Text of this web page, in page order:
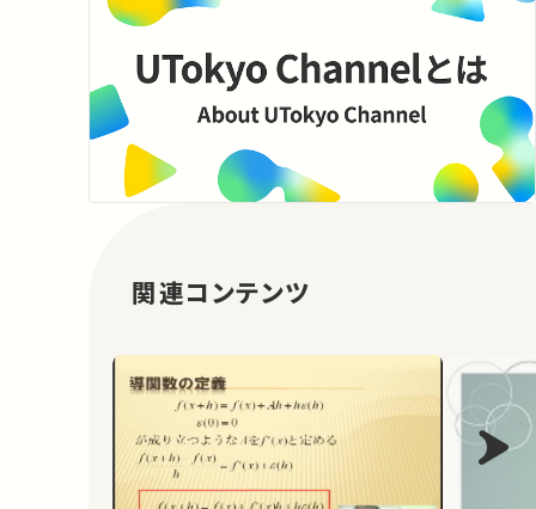
関連コンテンツ